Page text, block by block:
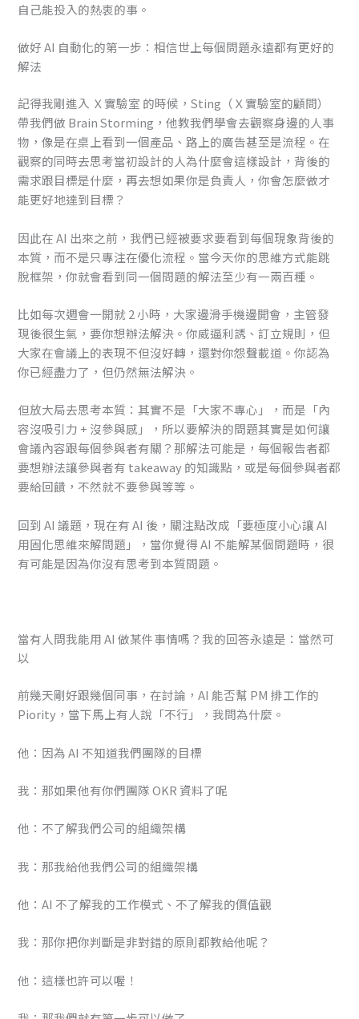
自己能投入的熱衷的事。
做好 AI 自動化的第一步：相信世上每個問題永遠都有更好的
解法
記得我剛進入 Ｘ實驗室 的時候，Sting（Ｘ實驗室的顧問）
帶我們做 Brain Storming，他教我們學會去觀察身邊的人事
物，像是在桌上看到一個產品、路上的廣告甚至是流程。在
觀察的同時去思考當初設計的人為什麼會這樣設計，背後的
需求跟目標是什麼，再去想如果你是負責人，你會怎麼做才
能更好地達到目標？
因此在 AI 出來之前，我們已經被要求要看到每個現象背後的
本質，而不是只專注在優化流程。當今天你的思維方式能跳
脫框架，你就會看到同一個問題的解法至少有一兩百種。
比如每次週會一開就 2 小時，大家邊滑手機邊開會，主管發
現後很生氣，要你想辦法解決。你威逼利誘、訂立規則，但
大家在會議上的表現不但沒好轉，還對你怨聲載道。你認為
你已經盡力了，但仍然無法解決。
但放大局去思考本質：其實不是「大家不專心」，而是「內
容沒吸引力 + 沒參與感」，所以要解決的問題其實是如何讓
會議內容跟每個參與者有關？那解法可能是，每個報告者都
要想辦法讓參與者有 takeaway 的知識點，或是每個參與者都
要給回饋，不然就不要參與等等。
回到 AI 議題，現在有 AI 後，關注點改成「要極度小心讓 AI
用固化思維來解問題」，當你覺得 AI 不能解某個問題時，很
有可能是因為你沒有思考到本質問題。
當有人問我能用 AI 做某件事情嗎？我的回答永遠是：當然可
以
前幾天剛好跟幾個同事，在討論，AI 能否幫 PM 排工作的
Piority，當下馬上有人說「不行」，我問為什麼。
他：因為 AI 不知道我們團隊的目標
我：那如果他有你們團隊 OKR 資料了呢
他：不了解我們公司的組織架構
我：那我給他我們公司的組織架構
他：AI 不了解我的工作模式、不了解我的價值觀
我：那你把你判斷是非對錯的原則都教給他呢？
他：這樣也許可以喔！